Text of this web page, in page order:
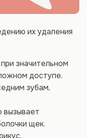
их удаления
значительном
доступе.
зубам,
вызывает
щек.